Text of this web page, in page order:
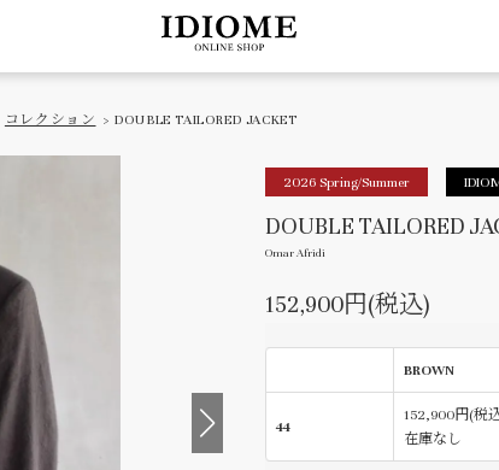
コレクション > DOUBLE TAILORED JACKET
2026 Spring/Summer
DOUBLE TAILORED
Omar Afridi
152,900円(税込)
BROWN
44
152,900円(税
在庫なし